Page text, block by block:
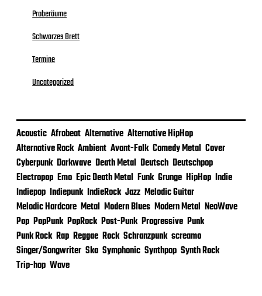
Proberäume
Schwarzes Brett
Termine
Uncategorized
Acoustic Afrobeat Alternative Alternative HipHop
Alternative Rock Ambient Avant-Folk Comedy Metal Cover
Cyberpunk Darkwave Death Metal Deutsch Deutschpop
Electropop Emo Epic Death Metal Funk Grunge HipHop Indie
Indiepop Indiepunk IndieRock Jazz Melodic Guitar
Melodic Hardcore Metal Modern Blues Modern Metal NeoWave
Pop PopPunk PopRock Post-Punk Progressive Punk
Punk Rock Rap Reggae Rock Schranzpunk screamo
Singer/Songwriter Ska Symphonic Synthpop Synth Rock
Trip-hop Wave